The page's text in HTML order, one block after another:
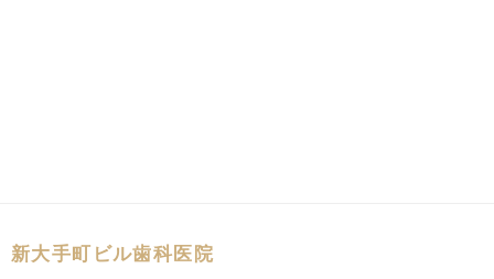
新大手町ビル歯科医院